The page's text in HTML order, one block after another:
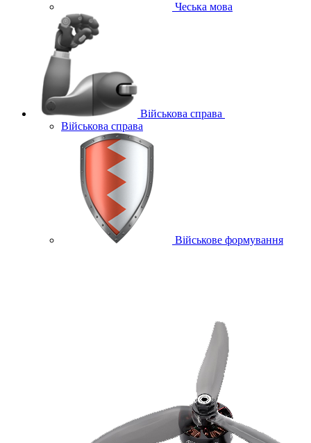
Чеська мова
Військова справа
Військова справа
Військове формування